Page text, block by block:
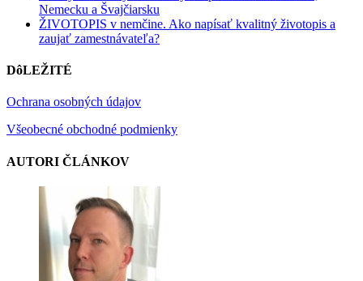
Nemecku a Švajčiarsku
ŽIVOTOPIS v nemčine. Ako napísať kvalitný životopis a
zaujať zamestnávateľa?
DôLEŽITÉ
Ochrana osobných údajov
Všeobecné obchodné podmienky
AUTORI ČLÁNKOV